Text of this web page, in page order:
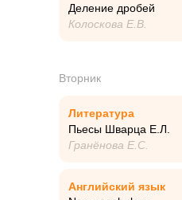
Вторник
Деление дробей
Колоскова Е.В.
Английский язык
Литература
Пьесы Шварца Е.Л.
Гранёнова Е.С.